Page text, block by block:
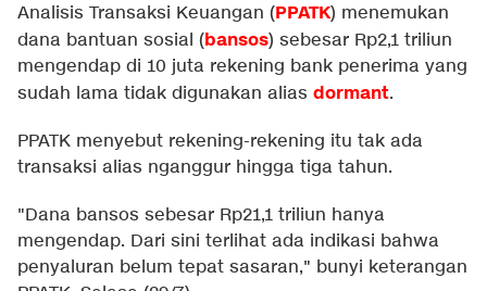
Analisis Transaksi Keuangan (PPATK) menemukan
dana bantuan sosial (bansos) sebesar Rp2,1 triliun
mengendap di 10 juta rekening bank penerima yang
sudah lama tidak digunakan alias dormant.
PPATK menyebut rekening-rekening itu tak ada
transaksi alias nganggur hingga tiga tahun.
"Dana bansos sebesar Rp21,1 triliun hanya
mengendap. Dari sini terlihat ada indikasi bahwa
penyaluran belum tepat sasaran," bunyi keterangan